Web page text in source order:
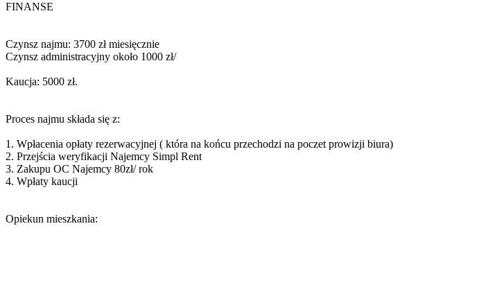
FINANSE
Czynsz najmu: 3700 zł miesięcznie
Czynsz administracyjny około 1000 zł/
Kaucja: 5000 zł.
Proces najmu składa się z:
1. Wpłacenia opłaty rezerwacyjnej ( która na końcu przechodzi na poczet prowizji biura)
2. Przejścia weryfikacji Najemcy Simpl Rent
3. Zakupu OC Najemcy 80zł/ rok
4. Wpłaty kaucji
Opiekun mieszkania: